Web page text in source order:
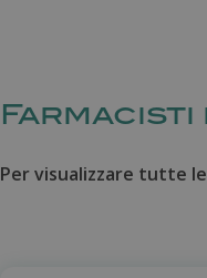
Per visualizzare tutte